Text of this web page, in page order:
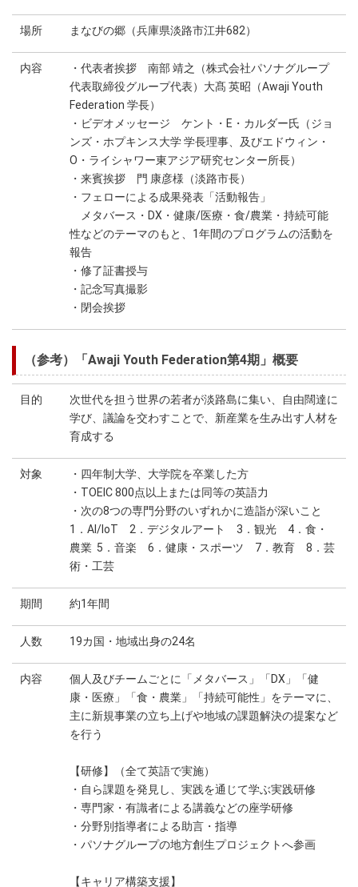
場所 まなびの郷（兵庫県淡路市江井682）
内容
・代表者挨拶 南部 靖之（株式会社パソナグループ
代表取締役グループ代表）大髙 英昭（Awaji Youth
Federation 学長）
・ビデオメッセージ ケント・E・カルダー氏（ジョ
ンズ・ホプキンス大学 学長理事、及びエドウィン・
O・ライシャワー東アジア研究センター所長）
・来賓挨拶 門 康彦様（淡路市長）
・フェローによる成果発表「活動報告」
メタバース・ⅮⅩ・健康/医療・食/農業・持続可能
性などのテーマのもと、1年間のプログラムの活動を
報告
・修了証書授与
・記念写真撮影
・閉会挨拶
（参考）「Awaji Youth Federation第4期」概要
目的
次世代を担う世界の若者が淡路島に集い、自由闊達に
学び、議論を交わすことで、新産業を生み出す人材を
育成する
対象
・四年制大学、大学院を卒業した方
・TOEIC 800点以上または同等の英語力
・次の8つの専門分野のいずれかに造詣が深いこと
1．AI/IoT 2．デジタルアート 3．観光 4．食・
農業 5．音楽 6．健康・スポーツ 7．教育 8．芸
術・工芸
期間 約1年間
人数 19カ国・地域出身の24名
内容
個人及びチームごとに「メタバース」「ⅮⅩ」「健
康・医療」「食・農業」「持続可能性」をテーマに、
主に新規事業の立ち上げや地域の課題解決の提案など
を行う
【研修】（全て英語で実施）
・自ら課題を発見し、実践を通じて学ぶ実践研修
・専門家・有識者による講義などの座学研修
・分野別指導者による助言・指導
・パソナグループの地方創生プロジェクトへ参画
【キャリア構築支援】